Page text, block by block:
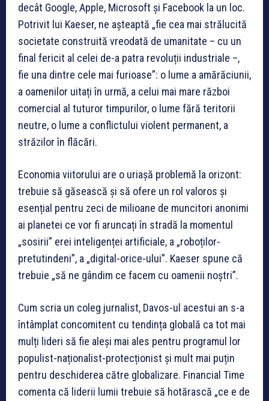
decât Google, Apple, Microsoft și Facebook la un loc.
Potrivit lui Kaeser, ne așteaptă „fie cea mai strălucită
societate construită vreodată de umanitate – cu un
final fericit al celei de-a patra revoluții industriale –,
fie una dintre cele mai furioase”: o lume a amărăciunii,
a oamenilor uitați în urmă, a celui mai mare război
comercial al tuturor timpurilor, o lume fără teritorii
neutre, o lume a conflictului violent permanent, a
străzilor în flăcări.
Economia viitorului are o uriașă problemă la orizont:
trebuie să găsească și să ofere un rol valoros și
esențial pentru zeci de milioane de muncitori anonimi
ai planetei ce vor fi aruncați în stradă la momentul
„sosirii” erei inteligenței artificiale, a „roboților-
pretutindeni”, a „digital-orice-ului”. Kaeser spune că
trebuie „să ne gândim ce facem cu oamenii noștri”.
Cum scria un coleg jurnalist, Davos-ul acestui an s-a
întâmplat concomitent cu tendința globală ca tot mai
mulți lideri să fie aleși mai ales pentru programul lor
populist-naționalist-protecționist și mult mai puțin
pentru deschiderea către globalizare. Financial Time
comenta că liderii lumii trebuie să hotărască „ce e de